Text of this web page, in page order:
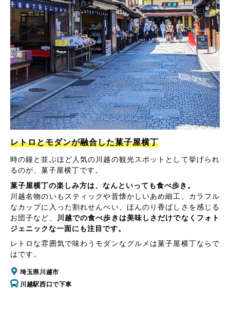
レトロとモダンが融合した菓子屋横丁
時の鐘と並ぶほど人気の川越の観光スポットとして挙げられ
るのが、菓子屋横丁です。
菓子屋横丁の楽しみ方は、なんといっても食べ歩き。
川越名物のいもスティックや昔懐かしいあめ細工、カラフル
なカップに入った割れせんべい、ほんのり香ばしさを感じる
お団子など、
川越での食べ歩きは美味しさだけでなくフォト
ジェニックな一面にも注目です。
レトロな雰囲気で味わうモダンなグルメは菓子屋横丁ならで
はです。
埼玉県川越市
川越駅西口で下車